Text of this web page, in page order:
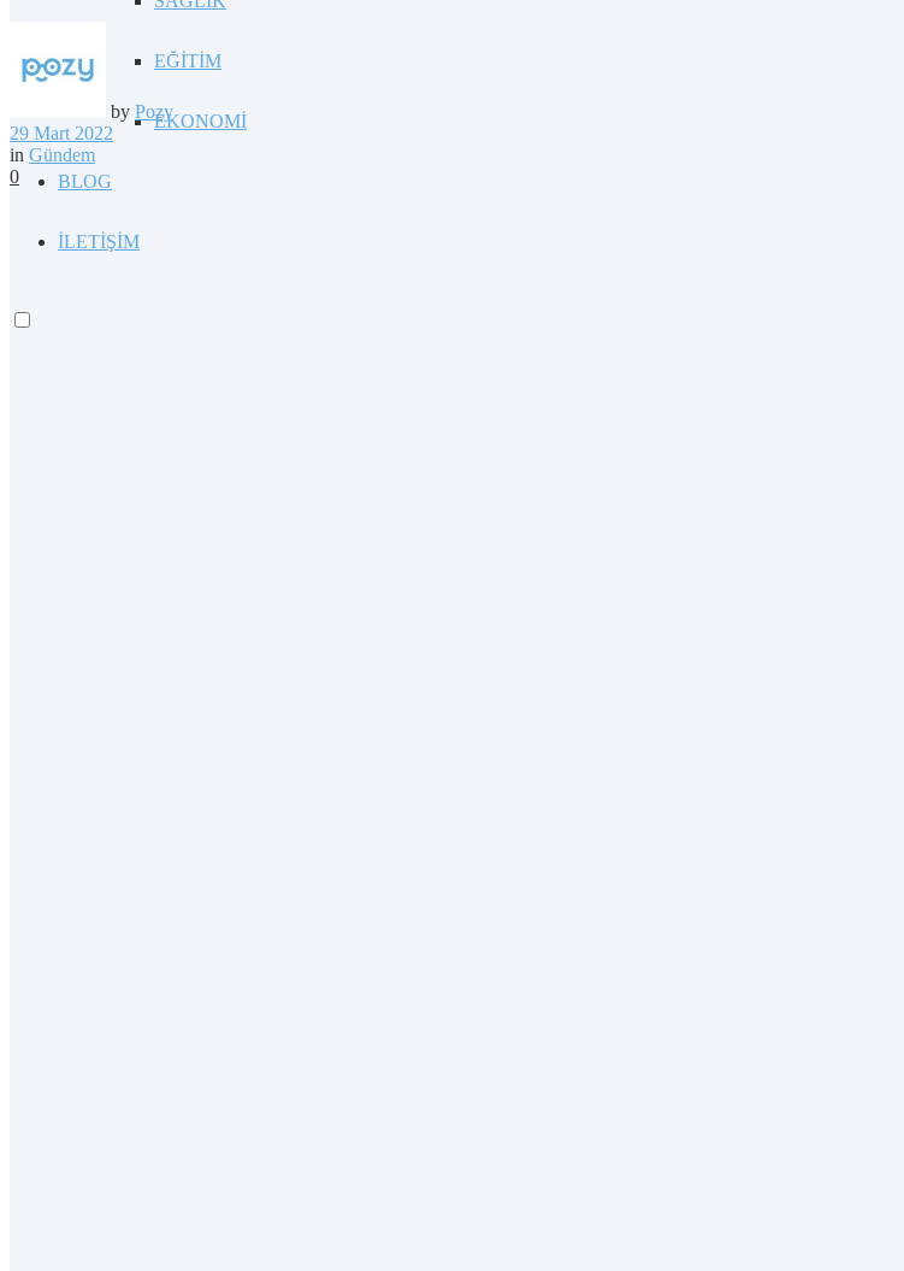
EĞİTİM
EKONOMİ
BLOG
İLETİŞİM
by Pozy
29 Mart 2022
in Gündem
0